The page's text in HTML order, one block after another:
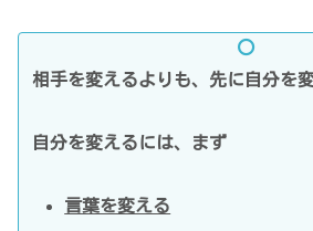
相手を変えるよりも、先に自分を
自分を変えるには、まず
言葉を変える